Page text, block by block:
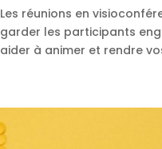
Les réunions en
garder les participants
aider à animer et rendre